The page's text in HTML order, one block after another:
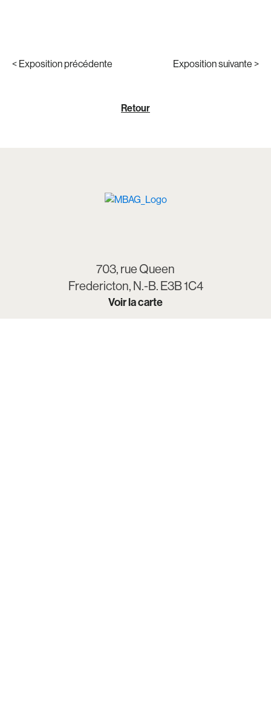
< Exposition précédente Exposition suivante >
Retour
703, rue Queen
Fredericton, N.-B. E3B 1C4
Voir la carte